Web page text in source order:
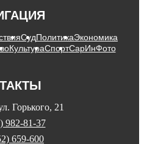
СудПолитикаЭкономика
КультураСпортСарИнФото
Горького, 21
982-81-37
659-600